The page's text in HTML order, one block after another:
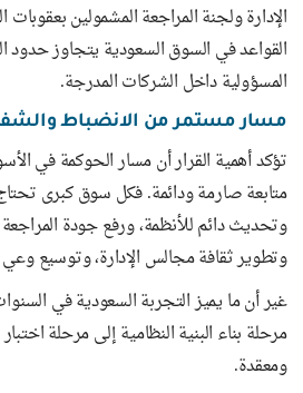
الإدارة ولجنة المراجعة المشمولين
القواعد في السوق السعودية يتجاوز حدود
المسؤولية داخل الشركات المدرجة.
مسار مستمر من الانضباط
تؤكد أهمية القرار أن مسار الحوكمة في
متابعة صارمة ودائمة. فكل سوق كبرى
وتحديث دائم للأنظمة، ورفع جودة المراجعة
وتطوير ثقافة مجالس الإدارة، وتوسيع
غير أن ما يميز التجربة السعودية في
مرحلة بناء البنية النظامية إلى مرحلة
ومعقدة.